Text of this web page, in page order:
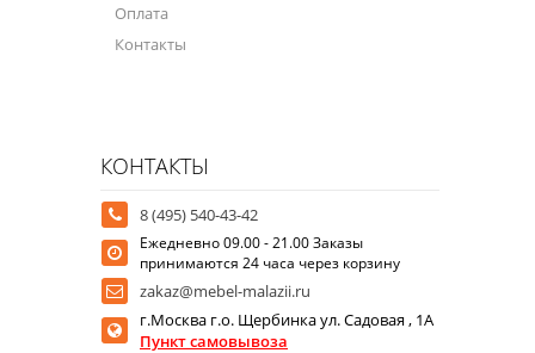
Оплата
Контакты
КОНТАКТЫ
8 (495) 540-43-42
Ежедневно 09.00 - 21.00 Заказы
принимаются 24 часа через корзину
zakaz@mebel-malazii.ru
г.Москва г.о. Щербинка ул. Садовая , 1А
Пункт самовывоза